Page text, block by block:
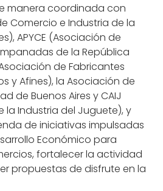
manera coordinada con
Comercio e Industria de la
APYCE (Asociación de
de la República
de Fabricantes
y Afines), la Asociación de
de Buenos Aires y CAIJ
la Industria del Juguete), y
de iniciativas impulsadas
Económico para
fortalecer la actividad
propuestas de disfrute en la